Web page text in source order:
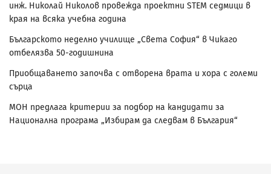
инж. Николай Николов провежда проектни STEM седмици в
края на всяка учебна година
Българското неделно училище „Света София“ в Чикаго
отбелязва 50-годишнина
Приобщаването започва с отворена врата и хора с големи
сърца
МОН предлага критерии за подбор на кандидати за
Национална програма „Избирам да следвам в България“